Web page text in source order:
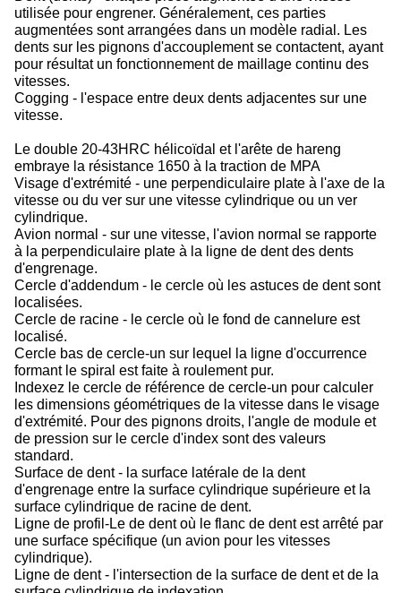
utilisée pour engrener. Généralement, ces parties
augmentées sont arrangées dans un modèle radial. Les
dents sur les pignons d'accouplement se contactent, ayant
pour résultat un fonctionnement de maillage continu des
vitesses.
Cogging - l'espace entre deux dents adjacentes sur une
vitesse.
Le double 20-43HRC hélicoïdal et l'arête de hareng
embraye la résistance 1650 à la traction de MPA
Visage d'extrémité - une perpendiculaire plate à l'axe de la
vitesse ou du ver sur une vitesse cylindrique ou un ver
cylindrique.
Avion normal - sur une vitesse, l'avion normal se rapporte
à la perpendiculaire plate à la ligne de dent des dents
d'engrenage.
Cercle d'addendum - le cercle où les astuces de dent sont
localisées.
Cercle de racine - le cercle où le fond de cannelure est
localisé.
Cercle bas de cercle-un sur lequel la ligne d'occurrence
formant le spiral est faite à roulement pur.
Indexez le cercle de référence de cercle-un pour calculer
les dimensions géométriques de la vitesse dans le visage
d'extrémité. Pour des pignons droits, l'angle de module et
de pression sur le cercle d'index sont des valeurs
standard.
Surface de dent - la surface latérale de la dent
d'engrenage entre la surface cylindrique supérieure et la
surface cylindrique de racine de dent.
Ligne de profil-Le de dent où le flanc de dent est arrêté par
une surface spécifique (un avion pour les vitesses
cylindrique).
Ligne de dent - l'intersection de la surface de dent et de la